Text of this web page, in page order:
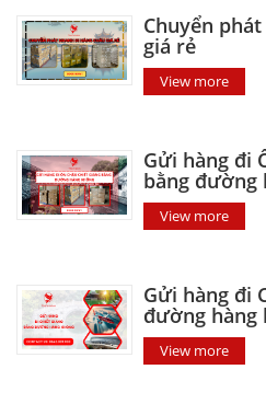
Chuyển
giá rẻ
View more
Gửi hàng đi
bằng đường
View more
Gửi hàng đi
đường hàng
View more